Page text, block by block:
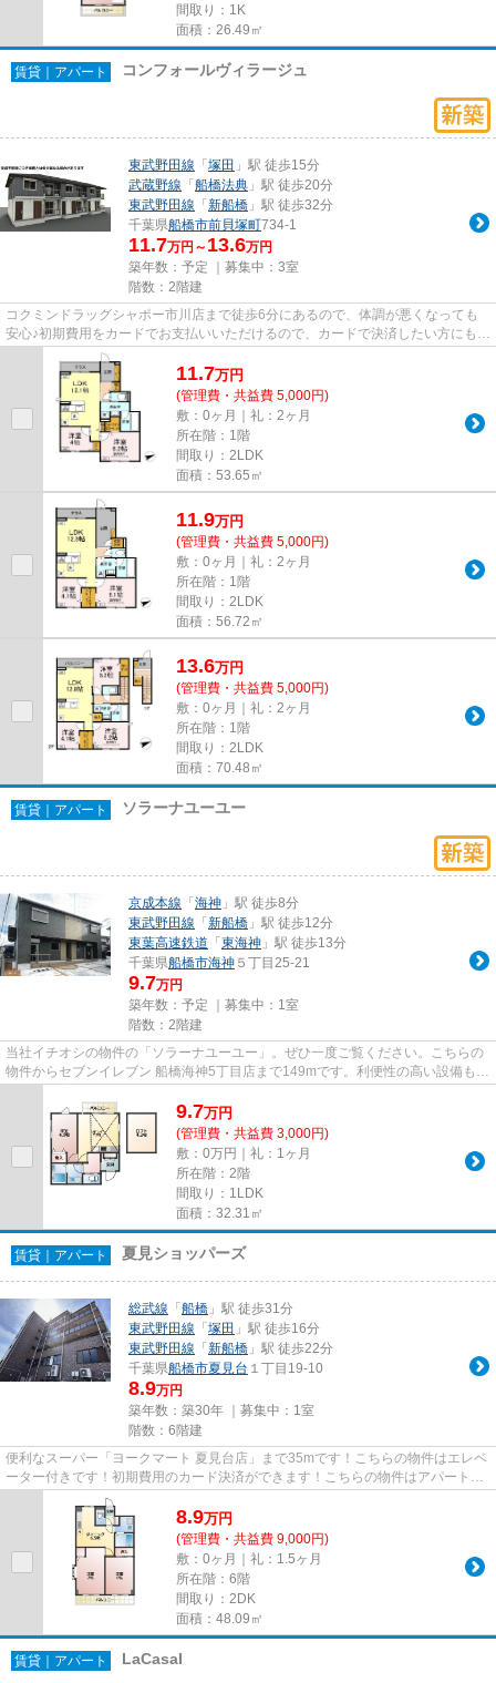
間取り：1K
面積：26.49㎡
賃貸｜アパート コンフォールヴィラージュ
東武野田線 「 塚田 」駅 徒歩15分
武蔵野線 「 船橋法典 」駅 徒歩20分
東武野田線 「 新船橋 」駅 徒歩32分
千葉県船橋市前貝塚町734-1
11.7万円～ 13.6万円
築年数：予定 ｜募集中： 3室
階数：2階建
コクミンドラッグシャポー市川店まで徒歩6分にあるので、体調が悪くなっても
安心♪初期費用をカードでお支払いいただけるので、カードで決済したい方にもお
すすめです♪敷地内にはちゃん...
11.7万円
(管理費・共益費 5,000円)
敷：0ヶ月｜礼：2ヶ月
所在階：1階
間取り：2LDK
面積：53.65㎡
11.9万円
(管理費・共益費 5,000円)
敷：0ヶ月｜礼：2ヶ月
所在階：1階
間取り：2LDK
面積：56.72㎡
13.6万円
(管理費・共益費 5,000円)
敷：0ヶ月｜礼：2ヶ月
所在階：1階
間取り：2LDK
面積：70.48㎡
賃貸｜アパート ソラーナユーユー
京成本線 「 海神 」駅 徒歩8分
東武野田線 「 新船橋 」駅 徒歩12分
東葉高速鉄道 「 東海神 」駅 徒歩13分
千葉県船橋市海神 ５丁目25-21
9.7万円
築年数：予定 ｜募集中： 1室
階数：2階建
当社イチオシの物件の「ソラーナユーユー」。ぜひ一度ご覧ください。こちらの
物件からセブンイレブン 船橋海神5丁目店まで149mです。利便性の高い設備も充
9.7万円
(管理費・共益費 3,000円)
敷：0万円｜礼：1ヶ月
所在階：2階
間取り：1LDK
面積：32.31㎡
賃貸｜アパート 夏見ショッパーズ
総武線 「 船橋 」駅 徒歩31分
東武野田線 「 塚田 」駅 徒歩16分
東武野田線 「 新船橋 」駅 徒歩22分
千葉県船橋市夏見台 １丁目19-10
8.9万円
築年数：築30年 ｜募集中： 1室
階数：6階建
便利なスーパー「ヨークマート 夏見台店」まで35mです！こちらの物件はエレベ
ーター付きです！初期費用のカード決済ができます！こちらの物件はアパートで
す！ケイエスホーム船橋駅前...
8.9万円
(管理費・共益費 9,000円)
敷：0ヶ月｜礼：1.5ヶ月
所在階：6階
間取り：2DK
面積：48.09㎡
賃貸｜アパート LaCasaI